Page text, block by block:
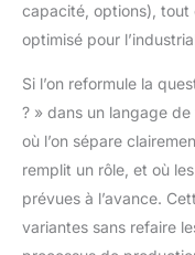
capacité, options), tout
optimisé pour
Si l’on reformule la
? » dans un langage
où l’on sépare
remplit un rôle, et où
prévues à l’avance.
variantes sans refaire